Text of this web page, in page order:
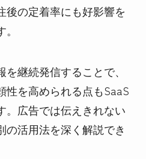
後の定着率にも好影響を
継続発信することで、
性を高められる点もSaaS
。広告では伝えきれない
活用法を深く解説でき